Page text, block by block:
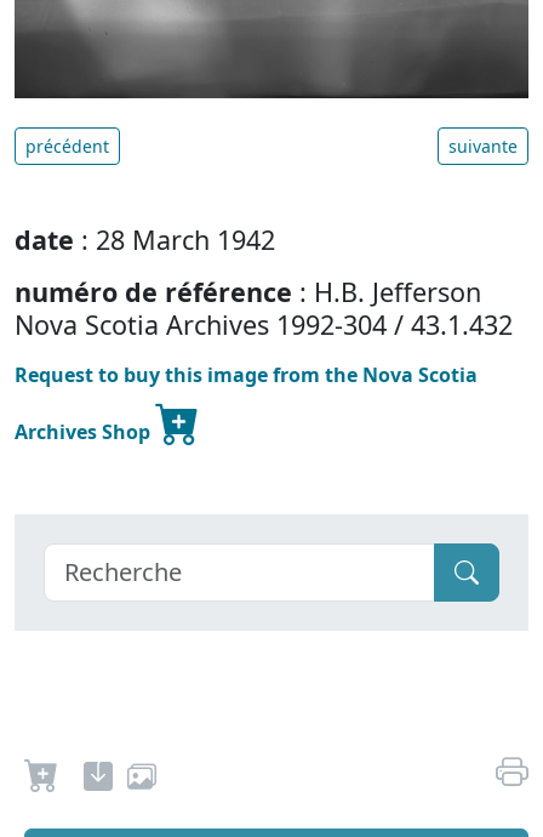
précédent suivante
date : 28 March 1942
numéro de référence : H.B. Jefferson
Nova Scotia Archives 1992-304 / 43.1.432
Request to buy this image from the Nova Scotia
Archives Shop